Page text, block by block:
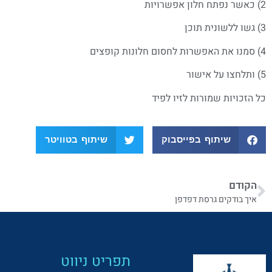
2) כאשר נפתח חלון אפשרויות
3) גשו ללשונית תוכן
4) סמנו את האפשרות לחסום חלונות קופצים
5) ותלחצו על אישור
כל הזכויות שמורות לזיו לפיד
שיתוף בפייסבוק שיתוף בטוויטר
הקודם
איך בודקים גרסת דפדפן
תפריט ניווט